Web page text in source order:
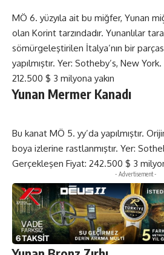
MÖ 6. yüzyıla ait bu miğfer, Yunan
olan Korint tarzındadır. Yunanlılar
sömürgeleştirilen İtalya’nın bir
yapılmıştır. Yer: Sotheby’s, New
212.500 $ 3 milyona yakın
Yunan Mermer Kanadı
Bu kanat MÖ 5. yy’da yapılmıştır.
boya izlerine rastlanmıştır. Yer:
Gerçekleşen Fiyat: 242.500 $ 3
- Advertisement -